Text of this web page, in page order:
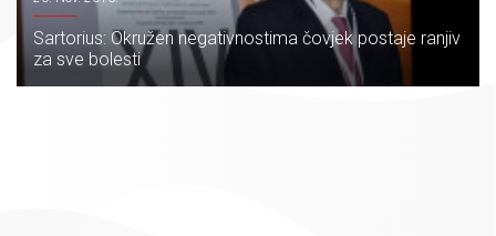
Sartorius: Okružen negativnostima čovjek postaje ranjiv
za sve bolesti